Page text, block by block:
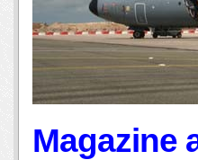
Magazine